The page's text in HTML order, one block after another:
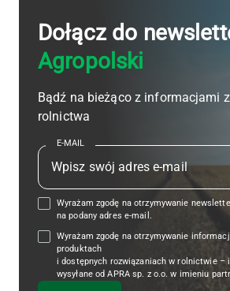
Dołącz do
Agropolski
Bądź na bieżąco z informacjami
rolnictwa
E-MAIL
Wyrażam zgodę na otrzymywanie
na podany adres e-mail.
Wyrażam zgodę na otrzymywanie
produktach
i dostępnych rozwiązaniach w rolnictwie –
wysyłane od APRA sp. z o.o. w imieniu